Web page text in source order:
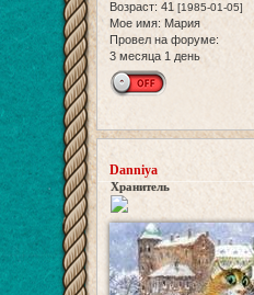
Возраст: 41 [1985-01-05]
Мое имя: Мария
Провел на форуме:
3 месяца 1 день
Danniya
Хранитель